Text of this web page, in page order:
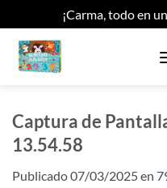
¡Carma, todo en
Saltar
contenido
Captura de
13.54.58
Publicado07/03/2025en